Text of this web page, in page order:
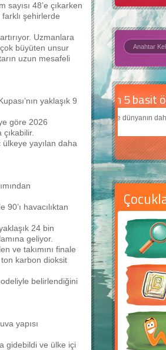
sayısı 48’e çıkarken
şehirlerde
Uzmanlara
büyüten unsur
uzun mesafeli
yaklaşık 9
göre 2026
yayılan daha
havacılıktan
24 bin
geliyor.
ve takımını finale
karbon dioksit
belirlendiğini
yapısı
gidebildi ve ülke içi
Daha